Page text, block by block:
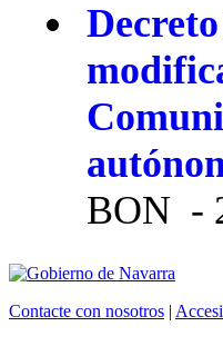
BON -
Contacte con nosotros |